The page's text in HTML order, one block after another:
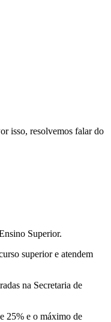
isso, resolvemos falar do
Superior.
superior e atendem
na Secretaria de
25% e o máximo de